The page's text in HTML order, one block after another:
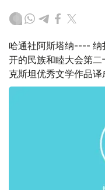
哈通社阿斯塔纳---- 纳
开的民族和睦大会第
克斯坦优秀文学作品译